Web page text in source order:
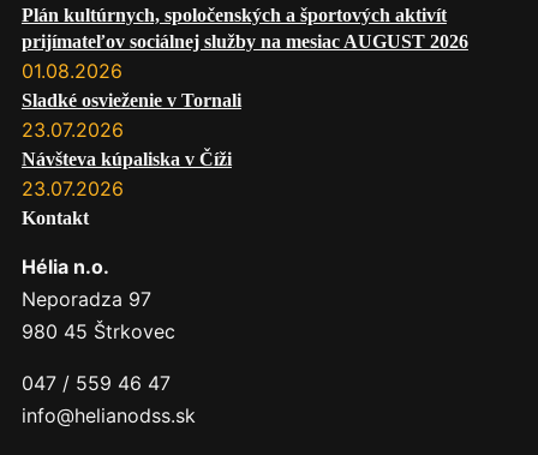
Plán kultúrnych, spoločenských a športových aktivít
prijímateľov sociálnej služby na mesiac AUGUST 2026
01.08.2026
Sladké osvieženie v Tornali
23.07.2026
Návšteva kúpaliska v Číži
23.07.2026
Kontakt
Hélia n.o.
Neporadza 97
980 45 Štrkovec
047 / 559 46 47
info@helianodss.sk